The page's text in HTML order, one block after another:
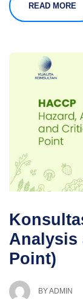
READ MORE
Analysis
Point)
BYADMIN